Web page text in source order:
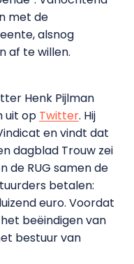
met de
alsnog
af te willen.
Henk Pijlman
uit op Twitter. Hij
en vindt dat
dagblad Trouw zei
de RUG samen de
betalen:
euro. Voordat
beëindigen van
bestuur van